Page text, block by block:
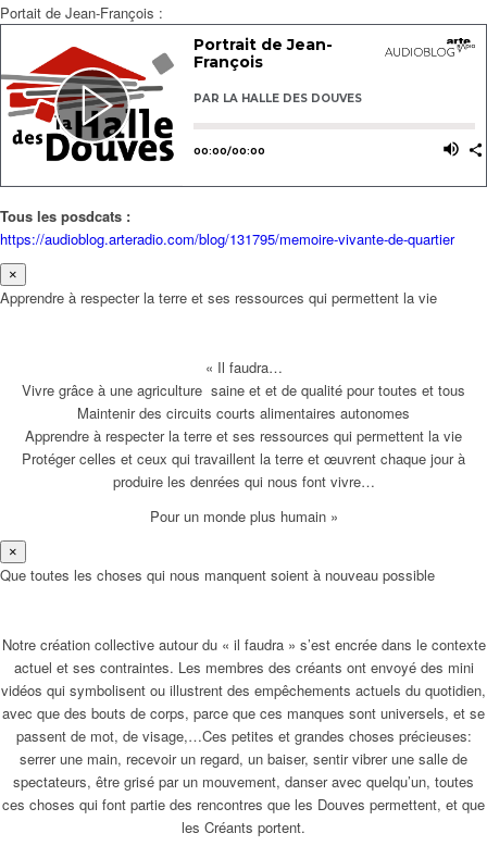
Portait de Jean-François :
Tous les posdcats :
https://audioblog.arteradio.com/blog/131795/memoire-vivante-de-quartier
×
Apprendre à respecter la terre et ses ressources qui permettent la vie
« Il faudra…
Vivre grâce à une agriculture saine et et de qualité pour toutes et tous
Maintenir des circuits courts alimentaires autonomes
Apprendre à respecter la terre et ses ressources qui permettent la vie
Protéger celles et ceux qui travaillent la terre et œuvrent chaque jour à
produire les denrées qui nous font vivre…
Pour un monde plus humain »
×
Que toutes les choses qui nous manquent soient à nouveau possible
Notre création collective autour du « il faudra » s’est encrée dans le contexte
actuel et ses contraintes. Les membres des créants ont envoyé des mini
vidéos qui symbolisent ou illustrent des empêchements actuels du quotidien,
avec que des bouts de corps, parce que ces manques sont universels, et se
passent de mot, de visage,…Ces petites et grandes choses précieuses:
serrer une main, recevoir un regard, un baiser, sentir vibrer une salle de
spectateurs, être grisé par un mouvement, danser avec quelqu’un, toutes
ces choses qui font partie des rencontres que les Douves permettent, et que
les Créants portent.